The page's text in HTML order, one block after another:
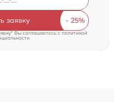
заявку
Вы соглашаетесь cполитикой